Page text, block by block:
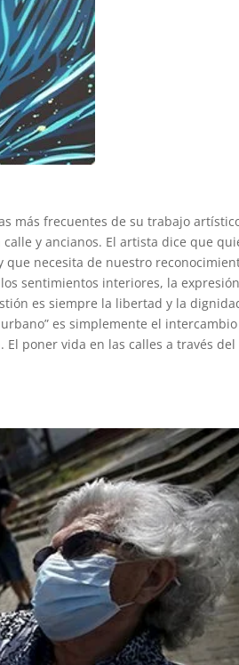
más frecuentes de su trabajo
y ancianos. El artista dice que
que necesita de nuestro
sentimientos interiores, la
es siempre la libertad y la
es simplemente el
poner vida en las calles a través